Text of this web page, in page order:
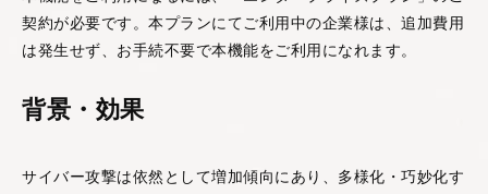
バックサービスです。
営業支援AIシリーズ
契約が必要です。本プランにてご利用中の企業様は、追加費用
は発生せず、お手続不要で本機能をご利用になれます。
背景・効果
サイバー攻撃は依然として増加傾向にあり、多様化・巧妙化す